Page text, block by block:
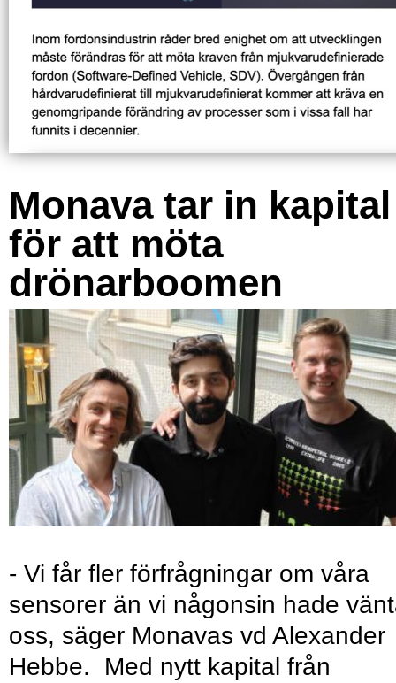
Monava tar in kapital
för att möta
drönarboomen
- Vi får fler förfrågningar om våra
sensorer än vi någonsin hade
oss, säger Monavas vd Alexander
Hebbe. Med nytt kapital från